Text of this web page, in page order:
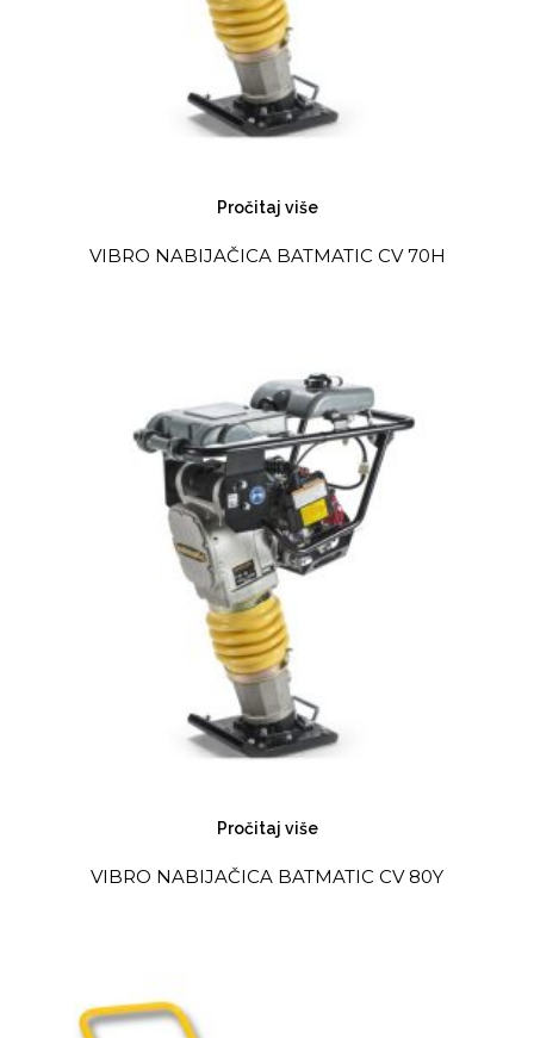
Pročitaj više
VIBRO NABIJAČICA BATMATIC CV 70H
Pročitaj više
VIBRO NABIJAČICA BATMATIC CV 80Y